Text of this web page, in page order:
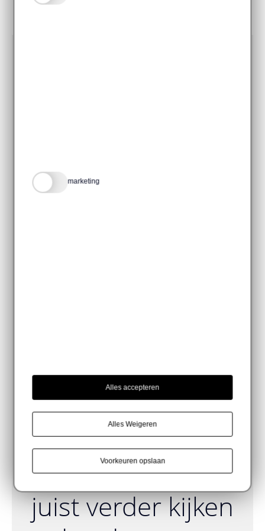
naar een
het licht zie je vaak
allemaal een
beetje dezelfde
werken. Wij willen
juist verder kijken
marketing
Alles accepteren
Alles Weigeren
Voorkeuren opslaan